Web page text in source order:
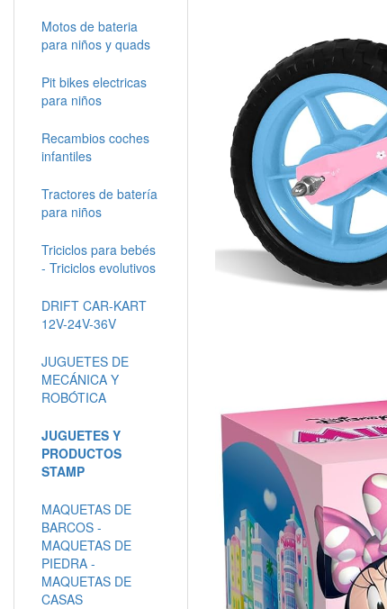
Motos de bateria
para niños y quads
Pit bikes electricas
para niños
Recambios coches
infantiles
Tractores de batería
para niños
Triciclos para bebés
- Triciclos evolutivos
DRIFT CAR-KART
12V-24V-36V
JUGUETES DE
MECÁNICA Y
ROBÓTICA
JUGUETES Y
PRODUCTOS
STAMP
MAQUETAS DE
BARCOS -
MAQUETAS DE
PIEDRA -
MAQUETAS DE
CASAS